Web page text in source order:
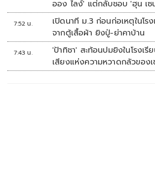
ออง ไลง์' แต่กลับชอบ 'ฮุน เซ
7:52 น.
เปิดนาที ม.3 ก่อนก่อเหตุในโร
จากตู้เสื้อผ้า ยิงปู่-ย่าคาบ้าน
7:43 น.
'ป้าทิชา' สะท้อนปมยิงในโรงเรี
เสียงแห่งความหวาดกลัวของเ